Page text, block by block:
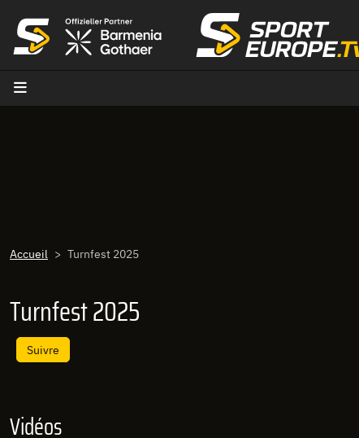
Accueil Turnfest 2025
Turnfest 2025
Suivre
Vidéos